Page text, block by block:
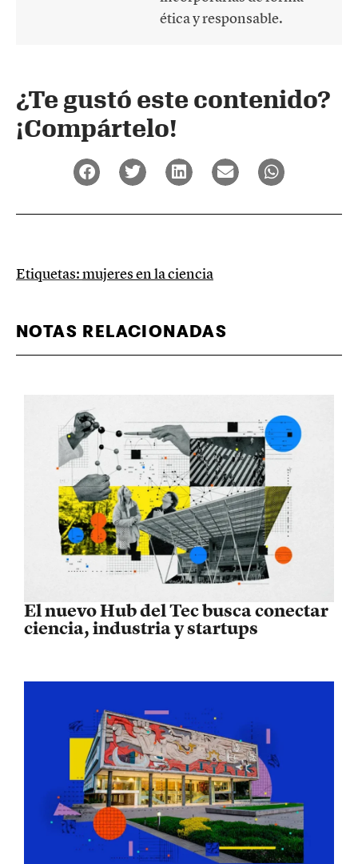
ética y responsable.
¿Te gustó este contenido?
¡Compártelo!
Etiquetas:mujeres en la ciencia
NOTAS RELACIONADAS
El nuevo Hub del Tec busca conectar
ciencia, industria y startups